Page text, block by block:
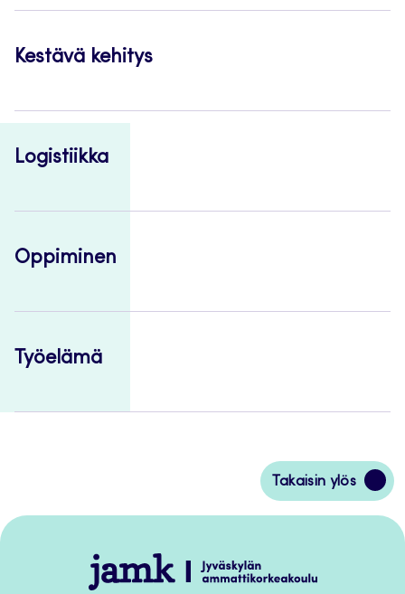
Kestävä kehitys
Logistiikka
Oppiminen
Työelämä
Takaisin ylös
Siirry
takaisin
Jamk
–